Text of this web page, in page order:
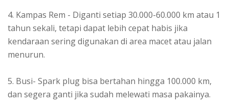
4. Kampas Rem - Diganti setiap 30.000-60.000 km atau 1
tahun sekali, tetapi dapat lebih cepat habis jika
kendaraan sering digunakan di area macet atau jalan
menurun.
5. Busi- Spark plug bisa bertahan hingga 100.000 km,
dan segera ganti jika sudah melewati masa pakainya.